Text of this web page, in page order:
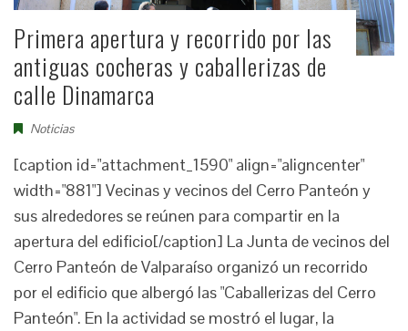
Primera apertura y recorrido por las
antiguas cocheras y caballerizas de
calle Dinamarca
Noticias
[caption id="attachment_1590" align="aligncenter"
width="881"] Vecinas y vecinos del Cerro Panteón y
sus alrededores se reúnen para compartir en la
apertura del edificio[/caption] La Junta de vecinos del
Cerro Panteón de Valparaíso organizó un recorrido
por el edificio que albergó las "Caballerizas del Cerro
Panteón". En la actividad se mostró el lugar, la